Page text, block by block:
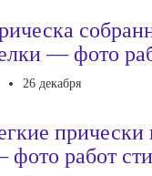
— фото
26 декабря
работ